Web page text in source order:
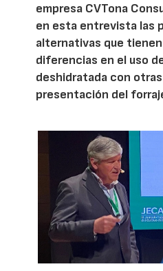
empresa CVTona
en esta entrevista las
alternativas que
diferencias en el uso
deshidratada con
presentación del